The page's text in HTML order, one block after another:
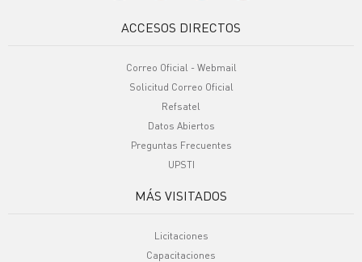
ACCESOS DIRECTOS
Correo Oficial - Webmail
Solicitud Correo Oficial
Refsatel
Datos Abiertos
Preguntas Frecuentes
UPSTI
MÁS VISITADOS
Licitaciones
Capacitaciones